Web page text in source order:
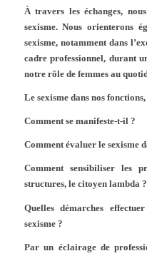
À travers les échanges,
sexisme. Nous orienterons
sexisme, notamment dans
cadre professionnel, durant
notre rôle de femmes au
Le sexisme dans nos
Comment se manifeste-t-il ?
Comment évaluer le sexisme
Comment sensibiliser les
structures, le citoyen lambda ?
Quelles démarches
sexisme ?
Par un éclairage de